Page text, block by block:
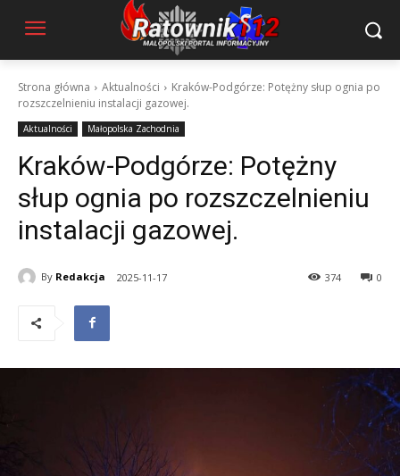
Strona główna Aktualności
Kraków-Podgórze: Potężny słup ognia po
rozszczelnieniu instalacji gazowej.
Aktualności Małopolska Zachodnia
Kraków-Podgórze: Potężny
słup ognia po rozszczelnieniu
instalacji gazowej.
By Redakcja 2025-11-17 0
374